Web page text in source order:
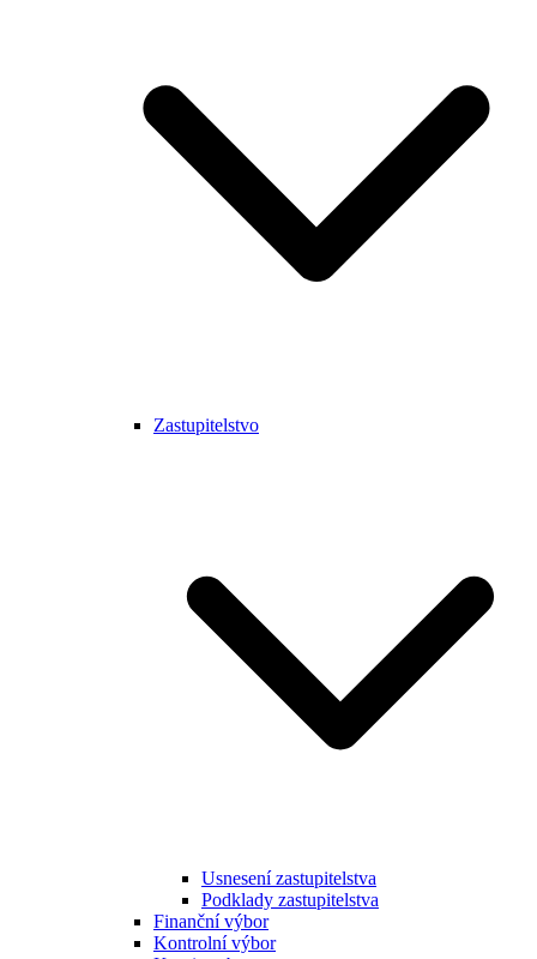
Zastupitelstvo
Usnesení zastupitelstva
Podklady zastupitelstva
Finanční výbor
Kontrolní výbor